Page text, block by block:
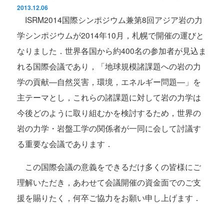
2013.12.06
ISRM2014国際シンポジウム兼第8回アジア岩の力
学シンポジウムが2014年10月，札幌で開催の運びと
なりました．世界各国から約400名の参加者が見込ま
れる国際会議であり，「地球規模諸課題への岩の力
学の貢献―自然災害，環境，エネルギー問題―」を
主テーマとし，これらの諸課題に対して岩の力学は
今後どのように取り組むかを検討するため，世界の
岩の力学・岩盤工学の関係者が一同に会して討議す
る重要な会議であります．
この国際会議の意義をできるだけ多くの皆様にご
理解いただき，あわせて会議開催の資金面でのご支
援を賜りたく，何卒ご協力をお願い申し上げます．